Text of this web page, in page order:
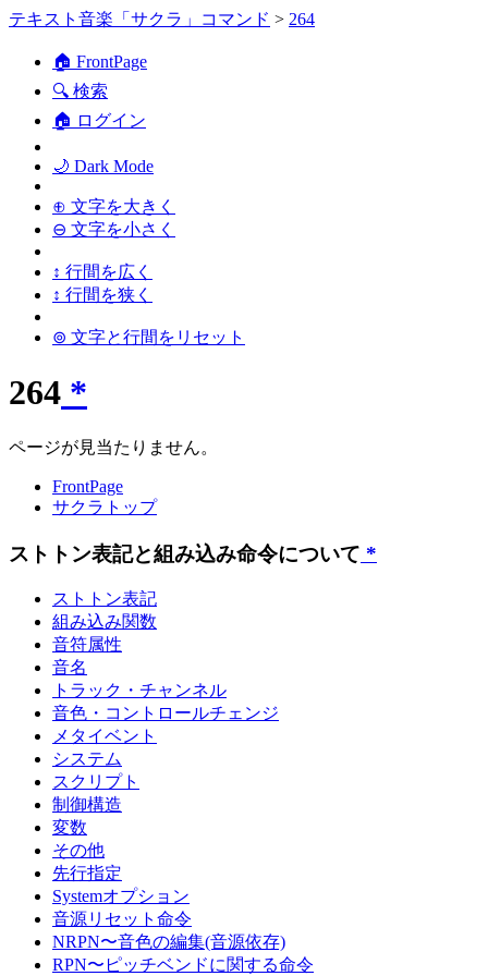
テキスト音楽「サクラ」コマンド > 264
🏠 FrontPage
🔍 検索
🏠 ログイン
🌙 Dark Mode
⊕ 文字を大きく
⊖ 文字を小さく
↕ 行間を広く
↕ 行間を狭く
⊚ 文字と行間をリセット
264 *
ページが見当たりません。
FrontPage
サクラトップ
ストトン表記と組み込み命令について *
ストトン表記
組み込み関数
音符属性
音名
トラック・チャンネル
音色・コントロールチェンジ
メタイベント
システム
スクリプト
制御構造
変数
その他
先行指定
Systemオプション
音源リセット命令
NRPN〜音色の編集(音源依存)
RPN〜ピッチベンドに関する命令